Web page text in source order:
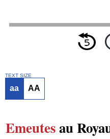
TEXT SIZE
aa AA
Emeutesau